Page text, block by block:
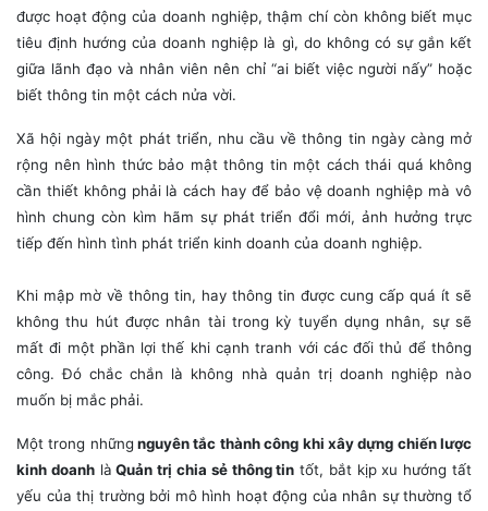
được hoạt động của doanh nghiệp, thậm chí còn không biết mục
tiêu định hướng của doanh nghiệp là gì, do không có sự gắn kết
giữa lãnh đạo và nhân viên nên chỉ “ai biết việc người nấy” hoặc
biết thông tin một cách nửa vời.
Xã hội ngày một phát triển, nhu cầu về thông tin ngày càng mở
rộng nên hình thức bảo mật thông tin một cách thái quá không
cần thiết không phải là cách hay để bảo vệ doanh nghiệp mà vô
hình chung còn kìm hãm sự phát triển đổi mới, ảnh hưởng trực
tiếp đến hình tình phát triển kinh doanh của doanh nghiệp.
Khi mập mờ về thông tin, hay thông tin được cung cấp quá ít sẽ
không thu hút được nhân tài trong kỳ tuyển dụng nhân, sự sẽ
mất đi một phần lợi thế khi cạnh tranh với các đối thủ để thông
công. Đó chắc chắn là không nhà quản trị doanh nghiệp nào
muốn bị mắc phải.
Một trong những nguyên tắc thành công khi xây dựng chiến lược
kinh doanhlà Quản trị chia sẻ thông tin tốt, bắt kịp xu hướng tất
yếu của thị trường bởi mô hình hoạt động của nhân sự thường tổ